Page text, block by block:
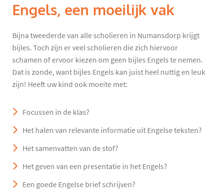
Engels, een moeilijk vak
Bijna tweederde van alle scholieren in Numansdorp krijgt
bijles. Toch zijn er veel scholieren die zich hiervoor
schamen of ervoor kiezen om geen bijles Engels te nemen.
Dat is zonde, want bijles Engels kan juist heel nuttig en leuk
zijn! Heeft uw kind ook moeite met:
Focussen in de klas?
Het halen van relevante informatie uit Engelse teksten?
Het samenvatten van de stof?
Het geven van een presentatie in het Engels?
Een goede Engelse brief schrijven?